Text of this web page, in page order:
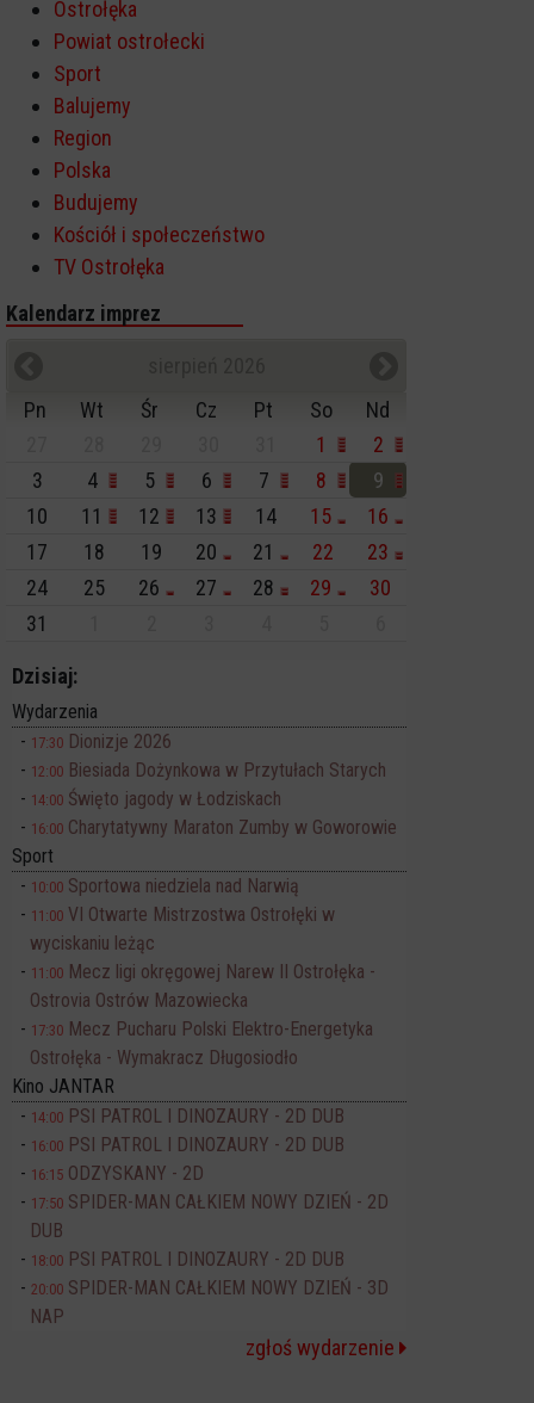
Ostrołęka
Powiat ostrołecki
Sport
Balujemy
Region
Polska
Budujemy
Kościół i społeczeństwo
TV Ostrołęka
Kalendarz imprez
Pn
Wt Śr Cz Pt So
Nd
1
2
3
4 5 6 7 8
9
10
11 12 13 14 15
16
17
18 19 20 21 22
23
24
25 26 27 28 29
30
31
Dzisiaj:
Wydarzenia
17:30 Dionizje 2026
12:00 Biesiada Dożynkowa w Przytułach Starych
14:00 Święto jagody w Łodziskach
16:00 Charytatywny Maraton Zumby w Goworowie
Sport
10:00 Sportowa niedziela nad Narwią
11:00 VI Otwarte Mistrzostwa Ostrołęki w
wyciskaniu leżąc
11:00 Mecz ligi okręgowej Narew II Ostrołęka -
Ostrovia Ostrów Mazowiecka
17:30 Mecz Pucharu Polski Elektro-Energetyka
Ostrołęka - Wymakracz Długosiodło
Kino JANTAR
14:00 PSI PATROL I DINOZAURY - 2D DUB
16:00 PSI PATROL I DINOZAURY - 2D DUB
16:15 ODZYSKANY - 2D
17:50 SPIDER-MAN CAŁKIEM NOWY DZIEŃ - 2D
DUB
18:00 PSI PATROL I DINOZAURY - 2D DUB
20:00 SPIDER-MAN CAŁKIEM NOWY DZIEŃ - 3D
NAP
zgłoś wydarzenie